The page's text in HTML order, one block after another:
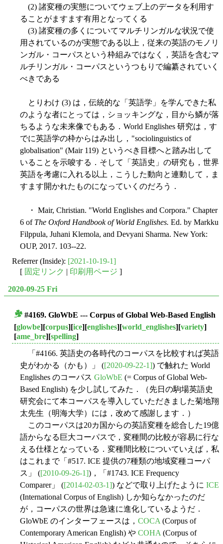
(2) 諸変種の実態についてウェブ上のデータを利用す
ることがますます有用となってくる
(3) 諸変種の多くについてマルチリンガルな状況で使
用されているのが実態である以上，従来の英語のモノリ
ンガル・コーパスという枠組みではなく，英語を含むマ
ルチリンガル・コーパスというつもりで編纂されていく
べきである
とりわけ (3) は，伝統的な「英語学」を学んできた私
のような者にとっては，ショッキングな，目から鱗が落
ちるような未来像でもある．World Englishes 研究は，す
でに英語学の枠からはみ出し，"sociolinguistics of
globalisation" (Mair 119) というべき目標へと踏み出して
いることを示唆する．そして「英語史」の研究も，世界
英語を考慮に入れる以上，こうした動向と連動して，ま
すます開かれたものになっていくのだろう．
・ Mair, Christian. "World Englishes and Corpora." Chapter
6 of The Oxford Handbook of World Englishes. Ed. by Markku
Filppula, Juhani Klemola, and Devyani Sharma. New York:
OUP, 2017. 103--22.
Referrer (Inside): [2021-10-19-1]
[ 固定リンク | 印刷用ページ ]
2020-09-25 Fri
#4169. GloWbE --- Corpus of Global Web-Based English
[glowbe][corpus][ice][englishes][world_englishes][variety]
[ame_bre][spelling]
「#4166. 英語史の各時代のコーパスを比較すれば英語
史がわかる（かも）」 ([2020-09-22-1]) で触れた World
Englishes のコーパス GloWbE (= Corpus of Global Web-
Based English) を少し試してみた．（先日の駒場英語史
研究会にて本コーパスを導入していただきました菊地翔
太先生（明海大学）には，改めて感謝します．）
このコーパスは20カ国からの英語変種を総合した19億
語からなる巨大コーパスで，変種間の比較が容易に行な
える仕様となっている．変種間比較についていえば，私
はこれまで「#517. ICE 提供の7種類の地域変種コーパ
ス」 ([2010-09-26-1])，「#1743. ICE Frequency
Comparer」 ([2014-02-03-1]) などで取り上げたように ICE
(International Corpus of English) しか知らなかったのだ
が，コーパスの世界は急速に進化しているようだ．
GloWbE のインターフェースは， COCA (Corpus of
Contemporary American English) や COHA (Corpus of